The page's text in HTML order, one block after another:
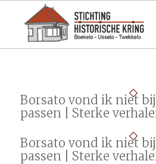
Borsato vond ik niet
passen | Sterke
Borsato vond ik niet
passen | Sterke